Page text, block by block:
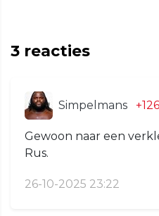
3 reacties
Simpelmans
Gewoon naar een
Rus.
26-10-2025 23:22